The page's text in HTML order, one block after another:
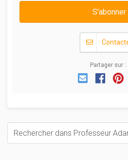
S'abonner
Partager sur :
Email